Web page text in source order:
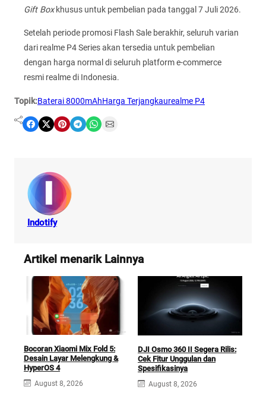
Gift Boxkhusus untuk pembelian pada tanggal 7 Juli 2026.
Setelah periode promosi Flash Sale berakhir, seluruh varian
dari realme P4 Series akan tersedia untuk pembelian
dengan harga normal di seluruh platform e-commerce
resmi realme di Indonesia.
Topik:Baterai 8000mAhHarga Terjangkaurealme P4
Share on Facebook Share on X Share on Pinterest Share on Telegram Share on WhatsApp Share on Email
Indotify
Artikel menarik Lainnya
Bocoran Xiaomi Mix Fold 5:
Desain Layar Melengkung &
HyperOS 4
August 8, 2026
DJI Osmo 360 II Segera Rilis:
Cek Fitur Unggulan dan
Spesifikasinya
August 8, 2026